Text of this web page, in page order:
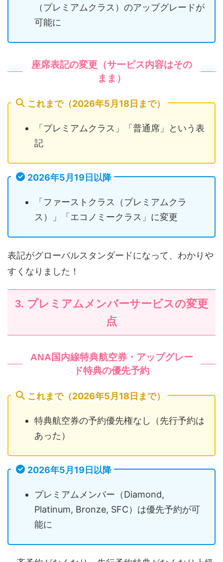
（プレミアムクラス）のアップグレードが
可能に
座席表記の変更（サービス内容はその
まま）
これまで（2026年5月18日まで）
「プレミアムクラス」「普通席」という表
記
2026年5月19日以降
「ファーストクラス（プレミアムクラ
ス）」「エコノミークラス」に変更
表記がグローバルスタンダードになって、わかりや
すくなりました！
3. プレミアムメンバーサービスの変更
点
ANA国内線特典航空券・アップグレー
ド特典の優先予約
これまで（2026年5月18日まで）
特典航空券の予約優先権なし（先行予約は
あった）
2026年5月19日以降
プレミアムメンバー（Diamond,
Platinum, Bronze, SFC）は優先予約が可
能に